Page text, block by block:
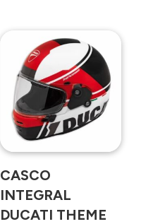
CASCO
INTEGRAL
DUCATI THEME